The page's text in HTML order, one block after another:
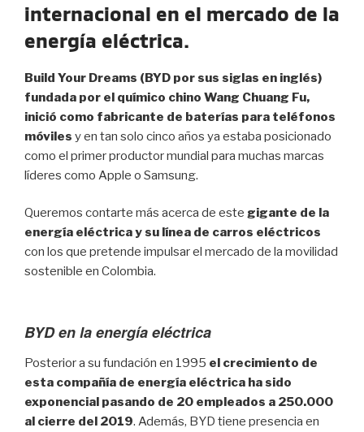
internacional en el mercado de la
energía eléctrica.
Build Your Dreams (BYD por sus siglas en inglés)
fundada por el químico chino Wang Chuang Fu,
inició como fabricante de baterías para teléfonos
móviles y en tan solo cinco años ya estaba posicionado
como el primer productor mundial para muchas marcas
líderes como Apple o Samsung.
Queremos contarte más acerca de este gigante de la
energía eléctrica y su línea de carros eléctricos
con los que pretende impulsar el mercado de la movilidad
sostenible en Colombia.
BYD en la energía eléctrica
Posterior a su fundación en 1995 el crecimiento de
esta compañía de energía eléctrica ha sido
exponencial pasando de 20 empleados a 250.000
al cierre del 2019. Además, BYD tiene presencia en